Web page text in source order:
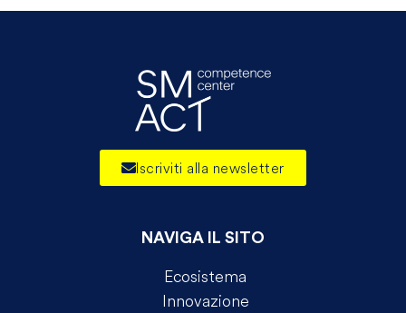
Iscriviti alla newsletter
NAVIGA IL SITO
Ecosistema
Innovazione